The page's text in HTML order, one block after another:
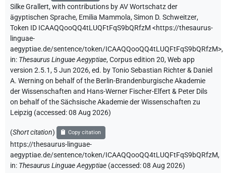
Silke Grallert,with contributions byAV Wortschatz der
ägyptischen Sprache, Emilia Mammola,Simon D. Schweitzer,
Token ID ICAAQQooQQ4tLUQFtFqS9bQRfzM <https://thesaurus-
linguae-
aegyptiae.de/sentence/token/ICAAQQooQQ4tLUQFtFqS9bQRfzM>,
in: Thesaurus Linguae Aegyptiae,Corpus edition 20, Web app
version 2.5.1, 5 Jun 2026, ed. by Tonio Sebastian Richter & Daniel
A. Werning on behalf of the Berlin-Brandenburgische Akademie
der Wissenschaften and Hans-Werner Fischer-Elfert & Peter Dils
on behalf of the Sächsische Akademie der Wissenschaften zu
Leipzig (accessed:08 Aug 2026)
(Short citation) Copy citation
https://thesaurus-linguae-
aegyptiae.de/sentence/token/ICAAQQooQQ4tLUQFtFqS9bQRfzM,
in: Thesaurus Linguae Aegyptiae (accessed:08 Aug 2026)